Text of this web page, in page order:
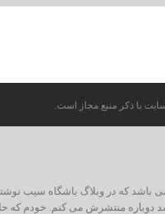
مطلب مربوط به بهمن ۱۳۸۲ می باشد که در
دوباره منتشرش می کنم. خودم که
با ذکر منبع مجاز است.